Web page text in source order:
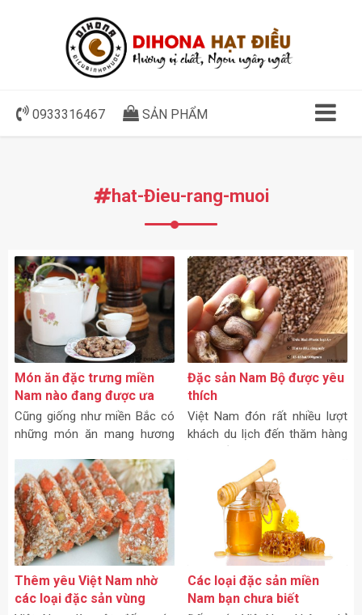
0933316467 SẢN PHẨM
hat-Đieu-rang-muoi
Món ăn đặc trưng miền
Nam nào đang được ưa
thích
Cũng giống như miền Bắc có
những món ăn mang hương
món ăn đặc trưng miền Nam
cũng đang được nhiều người
săn lùng.
Đặc sản Nam Bộ được yêu
thích
Việt Nam đón rất nhiều lượt
khách du lịch đến thăm hàng
động lực rất lớn cho ngành du
lịch Việt Nam phát triển.
Thêm yêu Việt Nam nhờ
các loại đặc sản vùng
Các loại đặc sản miền
Nam bạn chưa biết